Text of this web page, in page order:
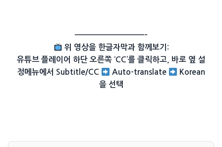
——————————–
위 영상을 한글자막과 함께보기:
유튜브 플레이어 하단 오른쪽 ‘CC’를 클릭하고, 바로 옆 설
정메뉴에서 Subtitle/CC
Auto-translate
Korean
을 선택